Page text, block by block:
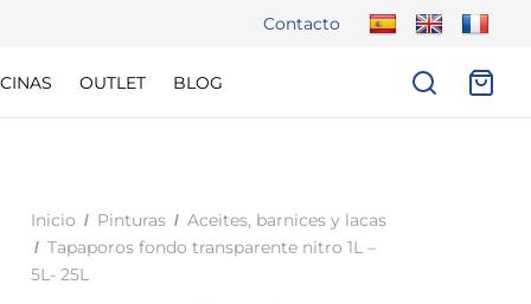
Contacto
OUTLET BLOG
Inicio / Pinturas / Aceites, barnices y lacas
/ Tapaporos fondo transparente nitro 1L –
5L- 25L